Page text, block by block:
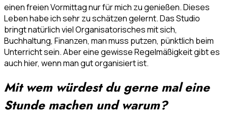
einen freien Vormittag nur für mich zu genießen. Dieses
Leben habe ich sehr zu schätzen gelernt. Das Studio
bringt natürlich viel Organisatorisches mit sich,
Buchhaltung, Finanzen, man muss putzen, pünktlich beim
Unterricht sein. Aber eine gewisse Regelmäßigkeit gibt es
auch hier, wenn man gut organisiert ist.
Mit wem würdest du gerne mal eine
Stunde machen und warum?